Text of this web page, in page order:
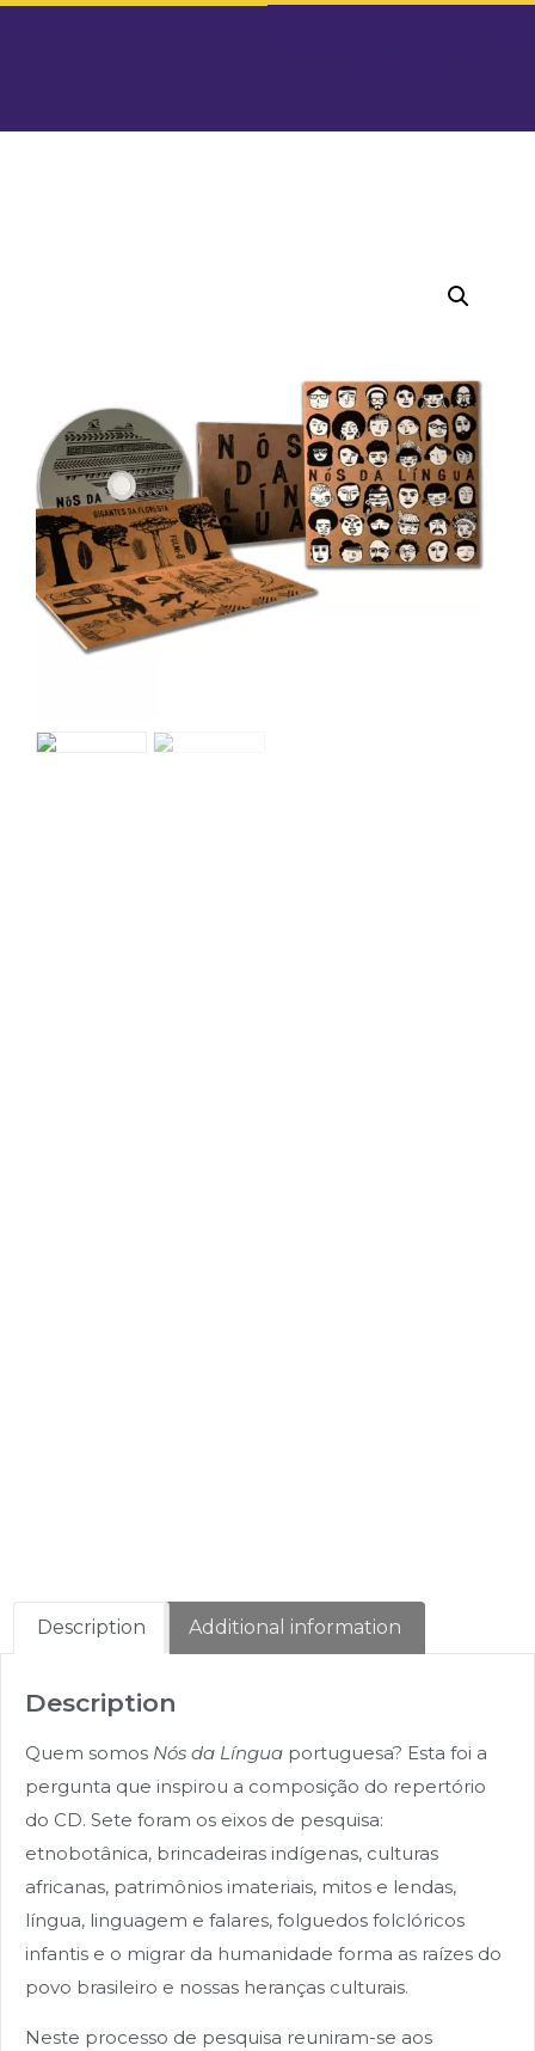
Description Additional information
Description
Quem somos Nós da Língua portuguesa? Esta foi a
pergunta que inspirou a composição do repertório
do CD. Sete foram os eixos de pesquisa:
etnobotânica, brincadeiras indígenas, culturas
africanas, patrimônios imateriais, mitos e lendas,
língua, linguagem e falares, folguedos folclóricos
infantis e o migrar da humanidade forma as raízes do
povo brasileiro e nossas heranças culturais.
Neste processo de pesquisa reuniram-se aos